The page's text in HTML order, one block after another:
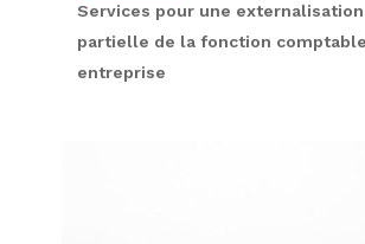
Services pour une
partielle de la fonction
entreprise